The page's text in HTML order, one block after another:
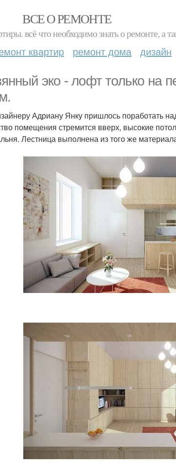
ВСЕ О РЕМОНТЕ
всё что необходимо знать о ремонте,
квартир ремонт дома дизайн
эко - лофт только на
Адриану Янку пришлось поработать
помещения стремится вверх, высокие
Лестница выполнена из того же